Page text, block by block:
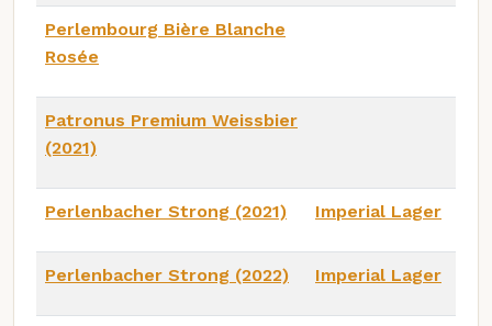
Perlembourg Bière Blanche
Rosée
Patronus Premium Weissbier
(2021)
Perlenbacher Strong (2021) Imperial Lager
Perlenbacher Strong (2022) Imperial Lager